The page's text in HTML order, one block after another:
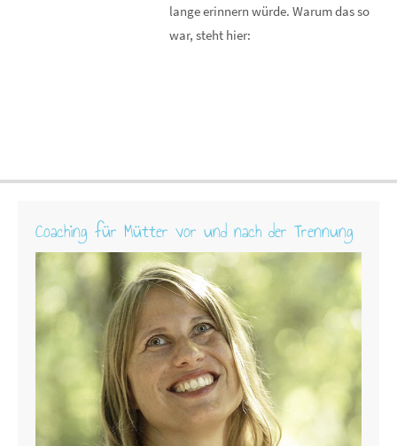
lange erinnern würde. Warum das so
war, steht hier:
Coaching für Mütter vor und nach der Trennung